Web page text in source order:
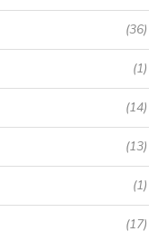
(36)
(1)
(14)
(13)
(1)
(17)